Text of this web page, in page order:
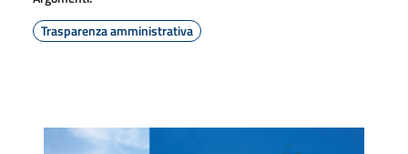
Trasparenza amministrativa